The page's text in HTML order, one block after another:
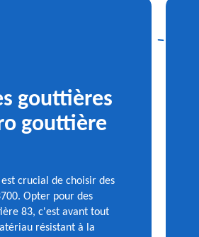
gouttières
gouttière
crucial de choisir des
Opter pour des
83, c'est avant tout
résistant à la